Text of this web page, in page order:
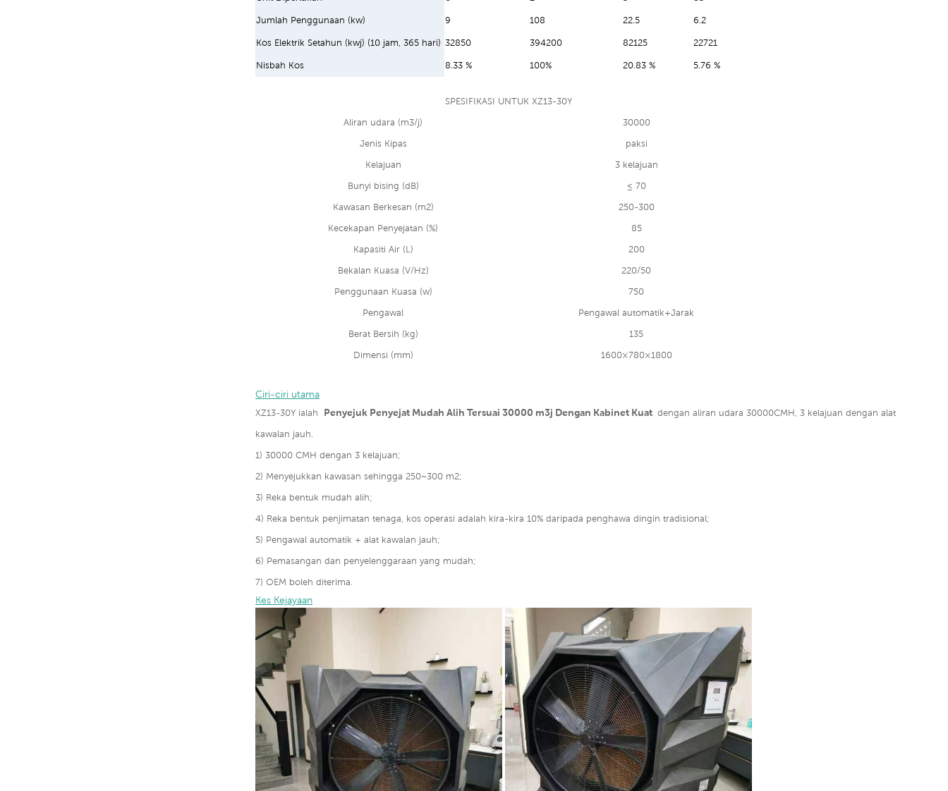
Jumlah Penggunaan (kw) 9 108 22.5 6.2
Kos Elektrik Setahun (kwj) (10 jam, 365 hari) 32850 394200 82125 22721
Nisbah Kos 8.33 % 100% 20.83 % 5.76 %
SPESIFIKASI UNTUK XZ13-30Y
Aliran udara (m3/j)
30000
Jenis Kipas
paksi
Kelajuan
3 kelajuan
Bunyi bising (dB)
≤ 70
Kawasan Berkesan (m2)
250-300
Kecekapan Penyejatan (%)
85
Kapasiti Air (L)
200
Bekalan Kuasa (V/Hz)
220/50
Penggunaan Kuasa (w)
750
Pengawal
Pengawal automatik+Jarak
Berat Bersih (kg)
135
Dimensi (mm)
1600×780×1800
Ciri-ciri utama
XZ13-30Y ialah Penyejuk Penyejat Mudah Alih Tersuai 30000 m3j Dengan Kabinet Kuat dengan aliran udara 30000CMH, 3 kelajuan dengan alat
kawalan jauh.
1) 30000 CMH dengan 3 kelajuan;
2) Menyejukkan kawasan sehingga 250~300 m2;
3) Reka bentuk mudah alih;
4) Reka bentuk penjimatan tenaga, kos operasi adalah kira-kira 10% daripada penghawa dingin tradisional;
5) Pengawal automatik + alat kawalan jauh;
6) Pemasangan dan penyelenggaraan yang mudah;
7) OEM boleh diterima.
Kes Kejayaan